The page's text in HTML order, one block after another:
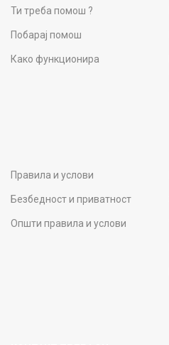
Ти треба помош ?
Побарај помош
Како функционира
Правила и услови
Безбедност и приватност
Општи правила и услови